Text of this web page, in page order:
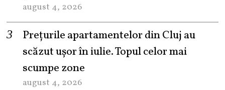
august 4, 2026
Prețurile apartamentelor din Cluj au
scăzut ușor în iulie. Topul celor mai
scumpe zone
august 4, 2026